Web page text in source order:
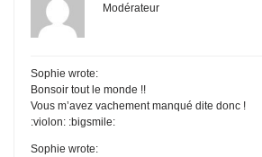
Modérateur
Sophie wrote:
Bonsoir tout le monde !!
Vous m’avez vachement manqué dite donc !
:violon: :bigsmile:
Sophie wrote: